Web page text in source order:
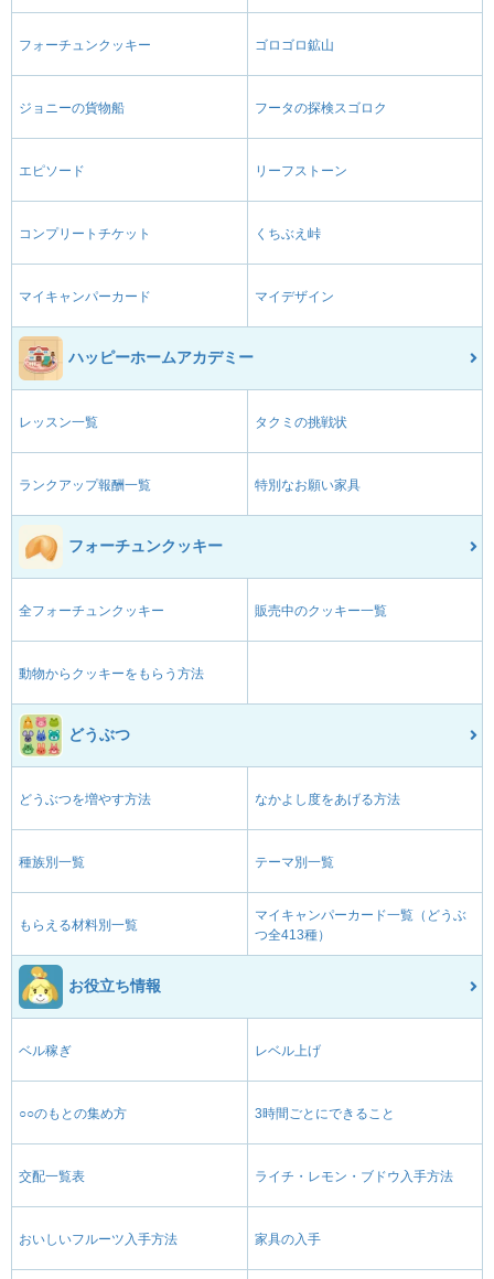
フォーチュンクッキー ゴロゴロ鉱山
ジョニーの貨物船 フータの探検スゴロク
エピソード リーフストーン
コンプリートチケット くちぶえ峠
マイキャンパーカード マイデザイン
ハッピーホームアカデミー
レッスン一覧 タクミの挑戦状
ランクアップ報酬一覧 特別なお願い家具
フォーチュンクッキー
全フォーチュンクッキー 販売中のクッキー一覧
動物からクッキーをもらう方法
どうぶつ
どうぶつを増やす方法 なかよし度をあげる方法
種族別一覧 テーマ別一覧
もらえる材料別一覧
マイキャンパーカード一覧（どうぶ
つ全413種）
お役立ち情報
ベル稼ぎ レベル上げ
○○のもとの集め方 3時間ごとにできること
交配一覧表 ライチ・レモン・ブドウ入手方法
おいしいフルーツ入手方法 家具の入手